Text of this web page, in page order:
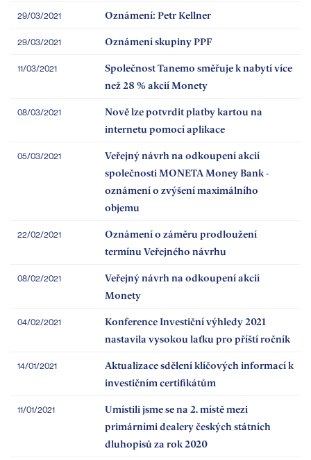
29/03/2021 Oznámení: Petr Kellner
29/03/2021 Oznámení skupiny PPF
11/03/2021
Společnost Tanemo směřuje k nabytí více
než 28 % akcií Monety
08/03/2021
Nově lze potvrdit platby kartou na
internetu pomocí aplikace
05/03/2021
Veřejný návrh na odkoupení akcií
společnosti MONETA Money Bank -
oznámení o zvýšení maximálního
objemu
22/02/2021
Oznámení o záměru prodloužení
termínu Veřejného návrhu
08/02/2021
Veřejný návrh na odkoupení akcií
Monety
04/02/2021
Konference Investiční výhledy 2021
nastavila vysokou laťku pro příští ročník
14/01/2021
Aktualizace sdělení klíčových informací k
investičním certifikátům
11/01/2021
Umístili jsme se na 2. místě mezi
primárními dealery českých státních
dluhopisů za rok 2020